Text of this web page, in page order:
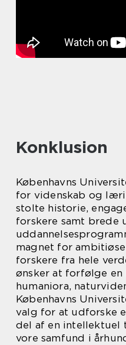
Konklusion
Københavns
for videnskab og
stolte historie,
forskere samt brede
magnet for
forskere fra hele
ønsker at forfølge
humaniora,
Københavns
valg for at udforske
del af en intellektuel
vore samfund i